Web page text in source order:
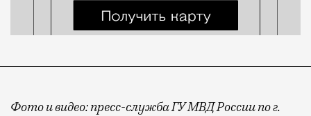
Фото и видео: пресс-служба ГУ МВД России по г.